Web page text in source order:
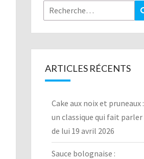
Rechercher :
ARTICLES RÉCENTS
Cake aux noix et pruneaux :
un classique qui fait parler
de lui 19 avril 2026
Sauce bolognaise :